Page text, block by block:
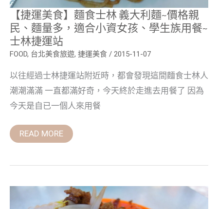
【捷運美食】麵食士林 義大利麵~價格親
民、麵量多，適合小資女孩、學生族用餐~
士林捷運站
FOOD, 台北美食旅遊, 捷運美食 / 2015-11-07
以往經過士林捷運站附近時，都會發現這間麵食士林人
潮潮滿滿 一直都滿好奇，今天終於走進去用餐了 因為
今天是自已一個人來用餐
士
林
捷
運
站
READ MORE